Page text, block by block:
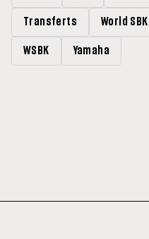
Transferts World SBK
WSBK Yamaha